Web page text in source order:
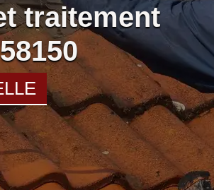
traitement